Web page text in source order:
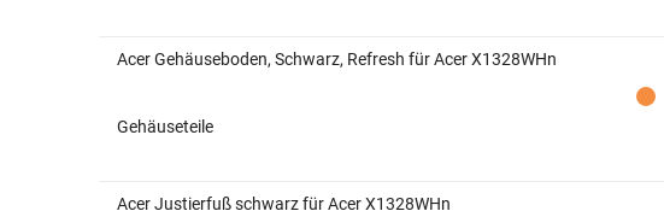
Acer Gehäuseboden, Schwarz, Refresh für Acer X1328WHn
Gehäuseteile
Acer Justierfuß schwarz für Acer X1328WHn